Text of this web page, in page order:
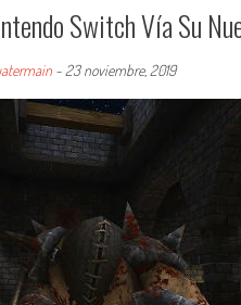
Switch Vía Su
- 23 noviembre, 2019